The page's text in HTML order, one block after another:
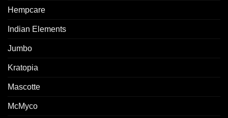
Hempcare
Indian Elements
Jumbo
Kratopia
Mascotte
McMyco